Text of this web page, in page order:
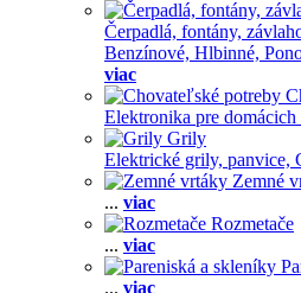
Čerpadlá, fontány,
Benzínové, Hlbinné,
viac
Elektronika pre
Grily
Elektrické grily, panvice,
Zemné
... viac
Rozmetače
... viac
... viac